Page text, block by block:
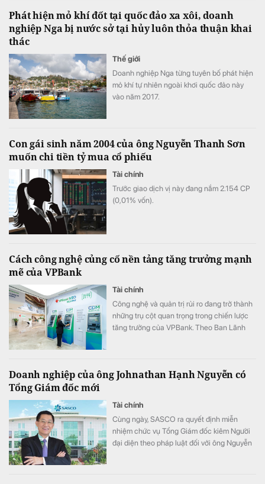
Phát hiện mỏ khí đốt tại quốc đảo xa xôi, doanh
nghiệp Nga bị nước sở tại hủy luôn thỏa thuận khai
thác
Thế giới
Doanh nghiệp Nga từng tuyên bố phát hiện
mỏ khí tự nhiên ngoài khơi quốc đảo này
vào năm 2017.
Con gái sinh năm 2004 của ông Nguyễn Thanh Sơn
muốn chi tiền tỷ mua cổ phiếu
Tài chính
Trước giao dịch vị này đang nắm 2.154 СР
(0,01% vốn).
Cách công nghệ củng cố nền tảng tăng trưởng mạnh
mẽ của VPBank
Tài chính
Công nghệ và quản trị rủi ro đang trở thành
những trụ cột quan trọng trong chiến lược
tăng trưởng của VPBank. Theo Ban Lãnh
nhưng vẫn duy trì chất lượng.
Doanh nghiệp của ông Johnathan Hạnh Nguyễn có
Tổng Giám đốc mới
Tài chính
Cùng ngày, SASCO ra quyết định miễn
nhiệm chức vụ Tổng Giám đốc kiêm Người
đại diện theo pháp luật đối với ông Nguyễn